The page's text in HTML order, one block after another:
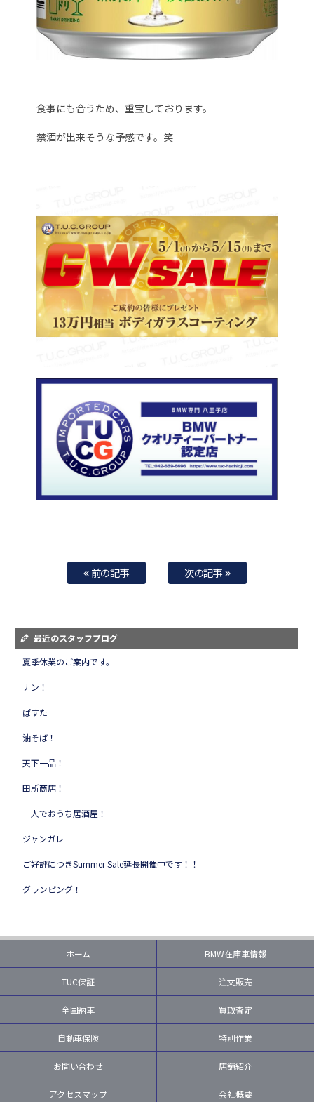
食事にも合うため、重宝しております。
禁酒が出来そうな予感です。笑
前の記事 次の記事
最近のスタッフブログ
夏季休業のご案内です。
ナン！
ぱすた
油そば！
天下一品！
田所商店！
一人でおうち居酒屋！
ジャンガレ
ご好評につきSummer Sale延長開催中です！！
グランピング！
ホーム BMW在庫車情報
TUC保証 注文販売
全国納車 買取査定
自動車保険 特別作業
お問い合わせ 店舗紹介
アクセスマップ 会社概要